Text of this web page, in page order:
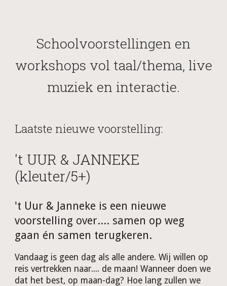
Schoolvoorstellingen en
workshops vol taal/thema, live
muziek en interactie.
Laatste nieuwe voorstelling:
't UUR & JANNEKE
(kleuter/5+)
't Uur & Janneke is een nieuwe
voorstelling over.... samen op weg
gaan én samen terugkeren.
Vandaag is geen dag als alle andere. Wij willen op
reis vertrekken naar.... de maan! Wanneer doen we
dat het best, op maan-dag? Hoe lang zullen we